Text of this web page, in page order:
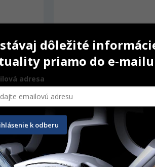
6 ks
57,80
PRIDAŤ DO KOŠÍKA
dôležité
priamo do e-
adresa
k odberu